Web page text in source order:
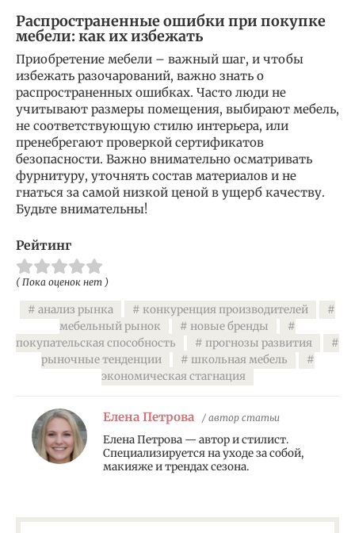
Распространенные ошибки при покупке
мебели: как их избежать
Приобретение мебели – важный шаг, и чтобы
избежать разочарований, важно знать о
распространенных ошибках. Часто люди не
учитывают размеры помещения, выбирают мебель,
не соответствующую стилю интерьера, или
пренебрегают проверкой сертификатов
безопасности. Важно внимательно осматривать
фурнитуру, уточнять состав материалов и не
гнаться за самой низкой ценой в ущерб качеству.
Будьте внимательны!
Рейтинг
( Пока оценок нет )
анализ рынка
конкуренция производителей
мебельный рынок
новые бренды
покупательская способность
прогнозы развития
рыночные тенденции
школьная мебель
экономическая стагнация
Елена Петрова / автор статьи
Елена Петрова — автор и стилист.
Специализируется на уходе за собой,
макияже и трендах сезона.